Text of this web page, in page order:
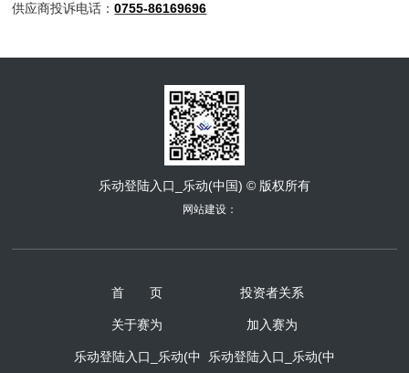
供应商投诉电话：0755-86169696
乐动登陆入口_乐动(中国) © 版权所有
网站建设：
首 页 投资者关系
关于赛为 加入赛为
乐动登陆入口_乐动(中 乐动登陆入口_乐动(中